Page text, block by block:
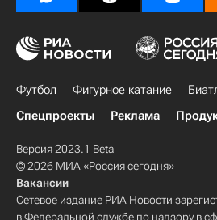
Футбол Фигурное катание
Спецпроекты
Реклама
Версия 2023.1 Beta
© 2026 МИА «Россия сегодня»
Вакансии
Сетевое издание РИА Новости
в Федеральной службе по надзору в